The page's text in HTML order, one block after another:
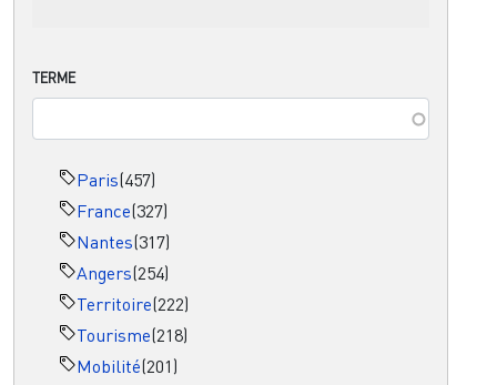
TERME
Paris(457)
France(327)
Nantes(317)
Angers(254)
Territoire(222)
Tourisme(218)
Mobilité(201)